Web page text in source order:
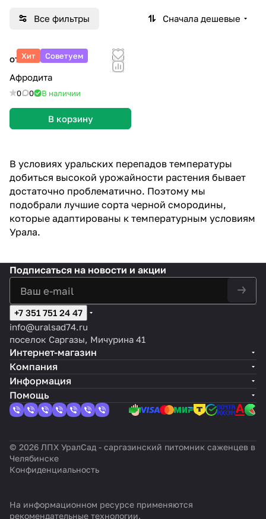
Все фильтры Сначала дешевые
Хит Советуем
от 400 ₽
Афродита
0 0 В наличии
В корзину
В условиях уральских перепадов температуры
добиться высокой урожайности растения бывает
достаточно проблематично. Поэтому мы
подобрали лучшие сорта черной смородины,
которые адаптированы к температурным условиям
Урала.
Подписаться на новости и акции
+7 351 751 24 47
info@uralsad74.ru
поселок Саргазы, Мичурина 41
Интернет-магазин
Компания
Информация
Помощь
© 2026 ЛПХ УралСад - саргазинский питомник саженцев в
Челябинске
Конфиденциальность
На информационном ресурсе применяются
рекомендательные технологии.